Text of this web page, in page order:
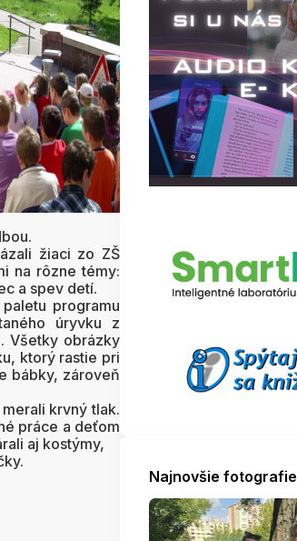
žiaci zo ZŠ
na rôzne témy:
a spev detí.
programu
úryvku z
Všetky obrázky
ktorý rastie pri
bábky, zároveň
krvný tlak.
práce a deťom
aj kostýmy,
Najnovšie fotografie